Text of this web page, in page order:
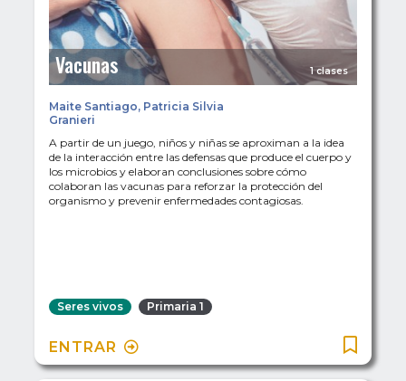
Vacunas 1 clases
Maite Santiago, Patricia Silvia
Granieri
A partir de un juego, niños y niñas se aproximan a la idea
de la interacción entre las defensas que produce el cuerpo y
los microbios y elaboran conclusiones sobre cómo
colaboran las vacunas para reforzar la protección del
organismo y prevenir enfermedades contagiosas.
Seres vivos Primaria 1
ENTRAR